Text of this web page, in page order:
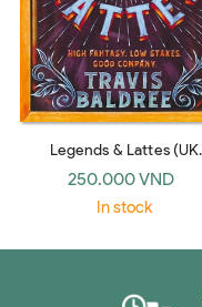
Legends & Lattes (UK
paperback)
250.000 VND
In stock